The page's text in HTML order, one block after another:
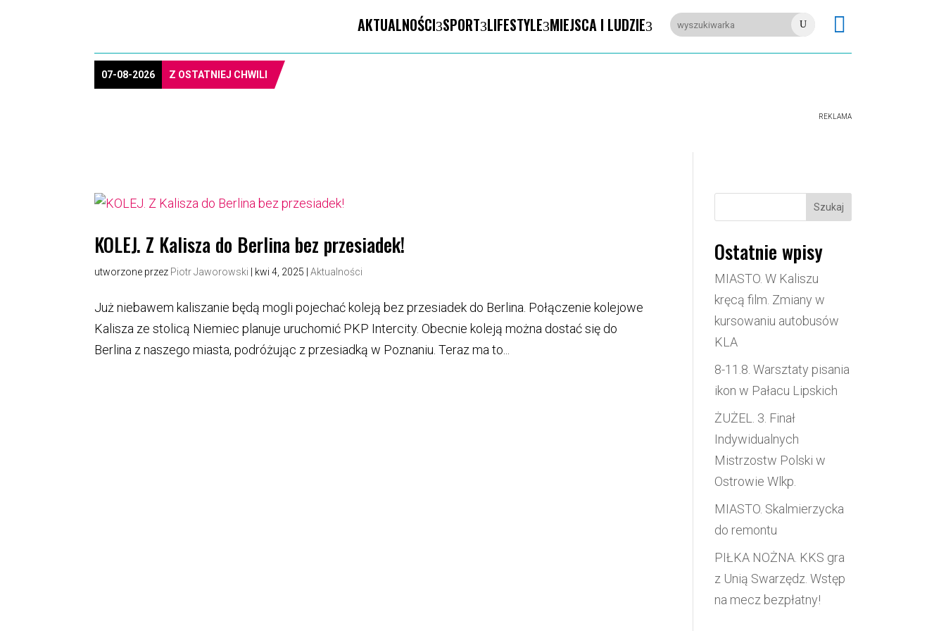
AKTUALNOŚCI SPORT LIFESTYLE MIEJSCA I LUDZIE U 
07-08-2026 Z OSTATNIEJ CHWILI
REKLAMA
KOLEJ. Z Kalisza do Berlina bez przesiadek!
utworzone przez Piotr Jaworowski kwi 4, 2025 |Aktualności
Już niebawem kaliszanie będą mogli pojechać koleją bez przesiadek do Berlina. Połączenie kolejowe
Kalisza ze stolicą Niemiec planuje uruchomić PKP Intercity. Obecnie koleją można dostać się do
Berlina z naszego miasta, podróżując z przesiadką w Poznaniu. Teraz ma to...
Szukaj
Ostatnie wpisy
MIASTO. W Kaliszu
kręcą film. Zmiany w
kursowaniu autobusów
KLA
8-11.8. Warsztaty pisania
ikon w Pałacu Lipskich
ŻUŻEL. 3. Finał
Indywidualnych
Mistrzostw Polski w
Ostrowie Wlkp.
MIASTO. Skalmierzycka
do remontu
PIŁKA NOŻNA. KKS gra
z Unią Swarzędz. Wstęp
na mecz bezpłatny!